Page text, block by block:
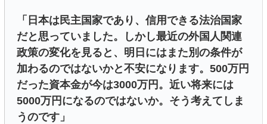
「日本は民主国家であり、信用できる法治国家
だと思っていました。しかし最近の外国人関連
政策の変化を見ると、明日にはまた別の条件が
加わるのではないかと不安になります。500万円
だった資本金が今は3000万円。近い将来には
5000万円になるのではないか。そう考えてしま
うのです」